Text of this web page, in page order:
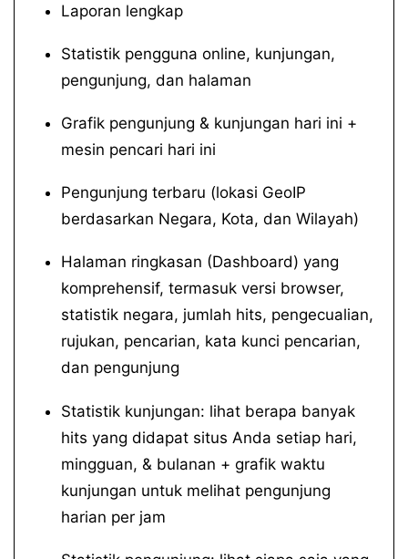
Laporan lengkap
Statistik pengguna online, kunjungan,
pengunjung, dan halaman
Grafik pengunjung & kunjungan hari ini +
mesin pencari hari ini
Pengunjung terbaru (lokasi GeoIP
berdasarkan Negara, Kota, dan Wilayah)
Halaman ringkasan (Dashboard) yang
komprehensif, termasuk versi browser,
statistik negara, jumlah hits, pengecualian,
rujukan, pencarian, kata kunci pencarian,
dan pengunjung
Statistik kunjungan: lihat berapa banyak
hits yang didapat situs Anda setiap hari,
mingguan, & bulanan + grafik waktu
kunjungan untuk melihat pengunjung
harian per jam